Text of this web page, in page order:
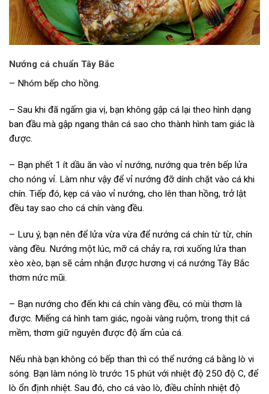
Nướng cá chuẩn Tây Bắc
– Nhóm bếp cho hồng.
– Sau khi đã ngấm gia vị, bạn không gập cá lại theo hình dạng
ban đầu mà gập ngang thân cá sao cho thành hình tam giác là
được.
– Bạn phết 1 ít dầu ăn vào vỉ nướng, nướng qua trên bếp lửa
cho nóng vỉ. Làm như vậy để vỉ nướng đỡ dính chặt vào cá khi
chín. Tiếp đó, kẹp cá vào vỉ nướng, cho lên than hồng, trở lật
đều tay sao cho cá chín vàng đều.
– Lưu ý, bạn nên để lửa vừa vừa để nướng cá chín từ từ, chín
vàng đều. Nướng một lúc, mỡ cá chảy ra, rơi xuống lửa than
xèo xèo, bạn sẽ cảm nhận được hương vị cá nướng Tây Bắc
thơm nức mũi.
– Bạn nướng cho đến khi cá chín vàng đều, có mùi thơm là
được. Miếng cá hình tam giác, ngoài vàng ruộm, trong thịt cá
mềm, thơm giữ nguyên được độ ẩm của cá.
Nếu nhà bạn không có bếp than thì có thể nướng cá bằng lò vi
sóng. Bạn làm nóng lò trước 15 phút với nhiệt độ 250 độ C, để
lò ổn định nhiệt. Sau đó, cho cá vào lò, điều chỉnh nhiệt độ